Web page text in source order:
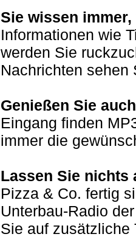
Sie wissen
Informationen wie
werden Sie
Nachrichten sehen
Genießen Sie
Eingang finden
immer die
Lassen Sie nichts
Pizza & Co. fertig
Unterbau-Radio
Sie auf zusätzliche